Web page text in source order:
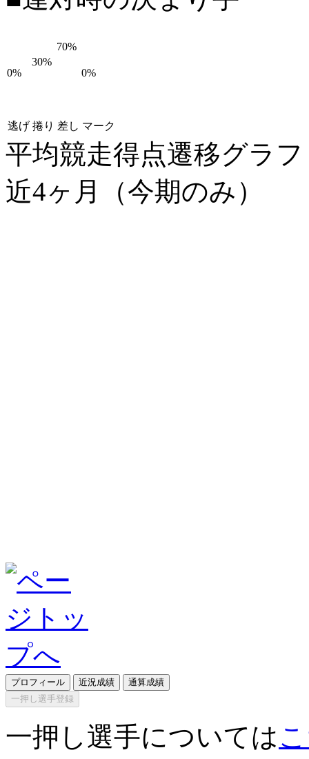
0%
30%
70%
0%
逃げ 捲り 差し マーク
平均競走得点遷移グラ
近4ヶ月（今期のみ）
プロフィール 近況成績
通算成績
一押し選手登録
一押し選手については